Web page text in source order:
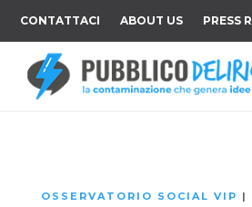
CONTATTACI ABOUT US PRESS
OSSERVATORIO SOCIAL VIP |